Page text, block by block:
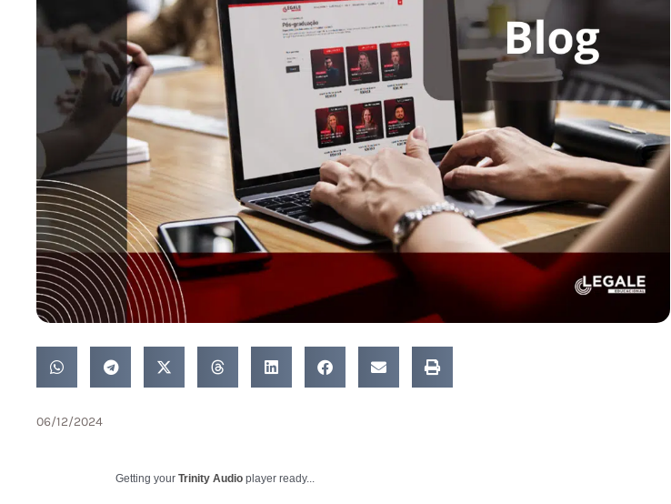
06/12/2024
Getting your Trinity Audio player ready...